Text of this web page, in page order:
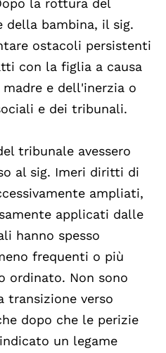
della bambina, il sig.
ostacoli persistenti
con la figlia a causa
e dell'inerzia o
e dei tribunali.
tribunale avessero
al sig. Imeri diritti di
ampliati,
applicati dalle
hanno spesso
frequenti o più
ordinato. Non sono
transizione verso
dopo che le perizie
un legame